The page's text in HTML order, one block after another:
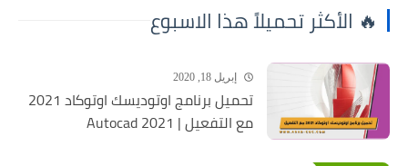
🔥 الأكثر تحميلاً هذا الاسبوع
إبريل 18, 2020
تحميل برنامج اوتوديسك اوتوكاد 2021
مع التفعيل | Autocad 2021